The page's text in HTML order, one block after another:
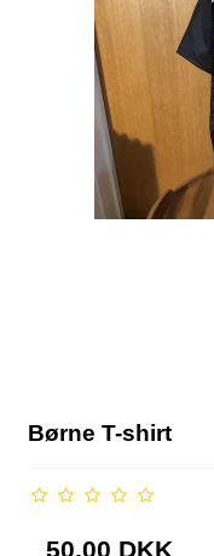
Børne T-shirt
50,00 DKK